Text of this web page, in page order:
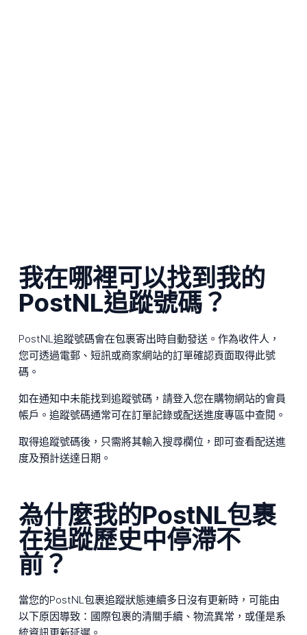
我在哪裡可以找到我的
PostNL追蹤號碼？
PostNL追蹤號碼會在包裹寄出時自動發送。作為收件人，
您可透過電郵、短訊或商家網站的訂單確認頁面取得此號
碼。
如在通知中未能找到追蹤號碼，請登入您在購物網站的會員
帳戶。追蹤號碼通常可在訂單記錄或配送進度專區中查閱。
取得追蹤號碼後，只需將其輸入搜尋欄位，即可查看配送進
度及預計送達日期。
為什麼我的PostNL包裹
在追蹤歷史中停滯不
前？
當您的PostNL包裹追蹤狀態連續多日沒有更新時，可能由
以下原因導致：國際包裹的清關手續、物流異常，或僅是系